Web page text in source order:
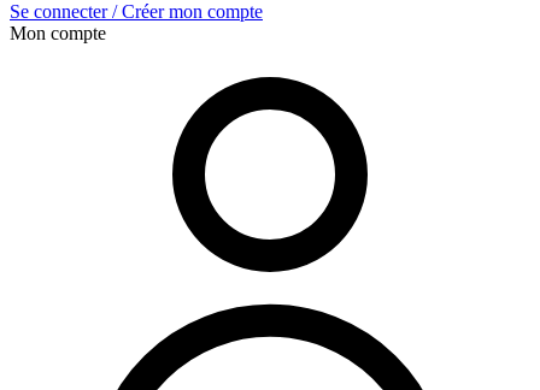
Se connecter / Créer mon compte
Mon compte